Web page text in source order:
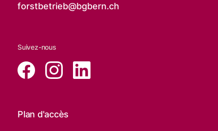
forstbetrieb@bgbern.ch
Suivez-nous
Plan d'accès